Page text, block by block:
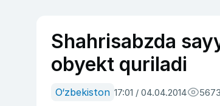
Shahrisabzda
obyekt quriladi
O‘zbekiston 17:01 / 04.04.2014 5673